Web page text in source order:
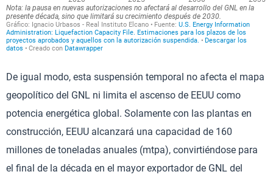
De igual modo, esta suspensión temporal no afecta el mapa
geopolítico del GNL ni limita el ascenso de EEUU como
potencia energética global. Solamente con las plantas en
construcción, EEUU alcanzará una capacidad de 160
millones de toneladas anuales (mtpa), convirtiéndose para
el final de la década en el mayor exportador de GNL del